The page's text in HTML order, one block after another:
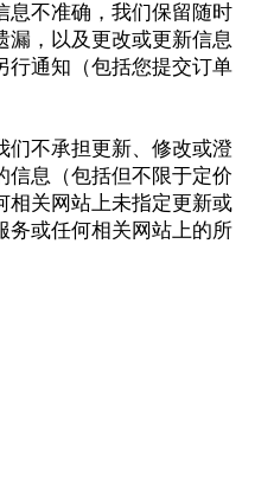
息不准确，我们保留随时
漏，以及更改或更新信息
行通知（包括您提交订单
们不承担更新、修改或澄
信息（包括但不限于定价
相关网站上未指定更新或
务或任何相关网站上的所